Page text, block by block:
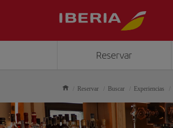
Reservar
Reservar Buscar Experiencias